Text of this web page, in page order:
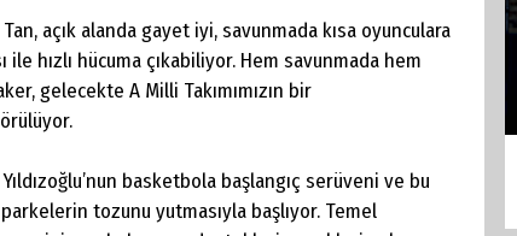
açık alanda gayet iyi, savunmada kısa oyunculara
ile hızlı hücuma çıkabiliyor. Hem savunmada hem
gelecekte A Milli Takımımızın bir
basketbola başlangıç serüveni ve bu
tozunu yutmasıyla başlıyor. Temel